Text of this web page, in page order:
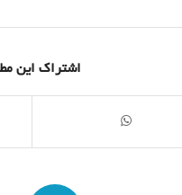
اشتراک این